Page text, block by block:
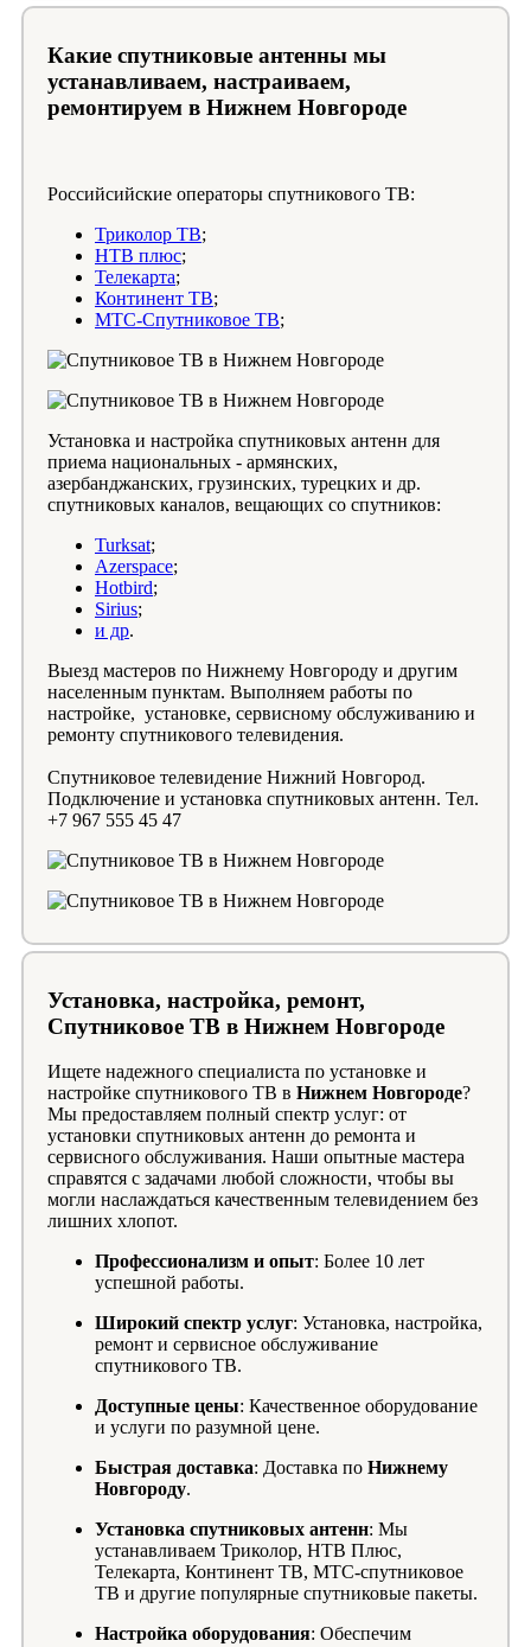
Какие спутниковые антенны мы
устанавливаем, настраиваем,
ремонтируем в Нижнем Новгороде
Российсийские операторы спутникового ТВ:
Триколор ТВ;
НТВ плюс;
Телекарта;
Континент ТВ;
МТС-Спутниковое ТВ;
Установка и настройка спутниковых антенн для
приема национальных - армянских,
азербанджанских, грузинских, турецких и др.
спутниковых каналов, вещающих со спутников:
Turksat;
Azerspace;
Hotbird;
Sirius;
и др.
Выезд мастеров по Нижнему Новгороду и другим
населенным пунктам. Выполняем работы по
настройке, установке, сервисному обслуживанию и
ремонту спутникового телевидения.
Спутниковое телевидение Нижний Новгород.
Подключение и установка спутниковых антенн. Тел.
+7 967 555 45 47
Установка, настройка, ремонт,
Спутниковое ТВ в Нижнем Новгороде
Ищете надежного специалиста по установке и
настройке спутникового ТВ в Нижнем Новгороде?
Мы предоставляем полный спектр услуг: от
установки спутниковых антенн до ремонта и
сервисного обслуживания. Наши опытные мастера
справятся с задачами любой сложности, чтобы вы
могли наслаждаться качественным телевидением без
лишних хлопот.
Профессионализм и опыт: Более 10 лет
успешной работы.
Широкий спектр услуг: Установка, настройка,
ремонт и сервисное обслуживание
спутникового ТВ.
Доступные цены: Качественное оборудование
и услуги по разумной цене.
Быстрая доставка: Доставка по Нижнему
Новгороду.
Установка спутниковых антенн: Мы
устанавливаем Триколор, НТВ Плюс,
Телекарта, Континент ТВ, МТС-спутниковое
ТВ и другие популярные спутниковые пакеты.
Настройка оборудования: Обеспечим